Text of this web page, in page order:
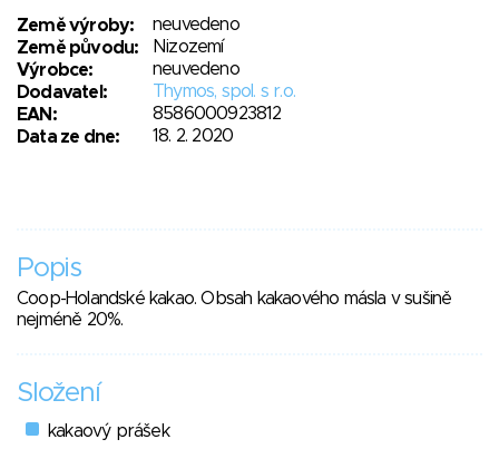
Země výroby:
neuvedeno
Země původu:
Nizozemí
Výrobce:
neuvedeno
Dodavatel:
Thymos, spol. s r.o.
EAN:
8586000923812
Data ze dne:
18. 2. 2020
Popis
Coop-Holandské kakao. Obsah kakaového másla v sušině
nejméně 20%.
Složení
kakaový prášek